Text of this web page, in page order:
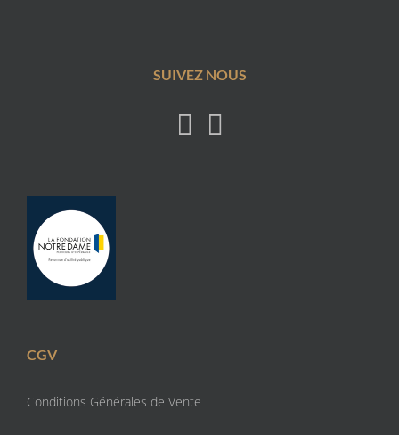
SUIVEZ NOUS
CGV
Conditions Générales de Vente